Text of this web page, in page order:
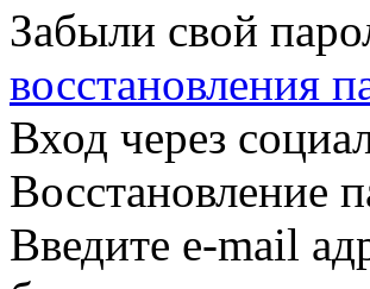
Забыли свой
восстановления
Вход через
Восстановление
Введите e-mail